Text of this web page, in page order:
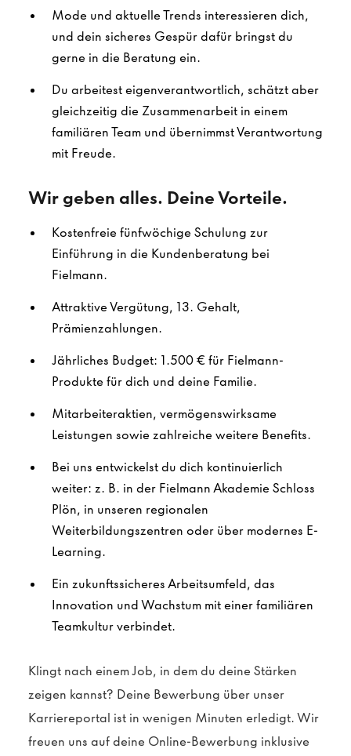
Mode und aktuelle Trends interessieren dich,
und dein sicheres Gespür dafür bringst du
gerne in die Beratung ein.
Du arbeitest eigenverantwortlich, schätzt aber
gleichzeitig die Zusammenarbeit in einem
familiären Team und übernimmst Verantwortung
mit Freude.
Wir geben alles. Deine Vorteile.
Kostenfreie fünfwöchige Schulung zur
Einführung in die Kundenberatung bei
Fielmann.
Attraktive Vergütung, 13. Gehalt,
Prämienzahlungen.
Jährliches Budget: 1.500 € für Fielmann-
Produkte für dich und deine Familie.
Mitarbeiteraktien, vermögenswirksame
Leistungen sowie zahlreiche weitere Benefits.
Bei uns entwickelst du dich kontinuierlich
weiter: z. B. in der Fielmann Akademie Schloss
Plön, in unseren regionalen
Weiterbildungszentren oder über modernes E-
Learning.
Ein zukunftssicheres Arbeitsumfeld, das
Innovation und Wachstum mit einer familiären
Teamkultur verbindet.
Klingt nach einem Job, in dem du deine Stärken
zeigen kannst? Deine Bewerbung über unser
Karriereportal ist in wenigen Minuten erledigt. Wir
freuen uns auf deine Online-Bewerbung inklusive